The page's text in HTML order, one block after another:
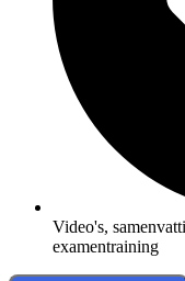
Video's,
examentraining